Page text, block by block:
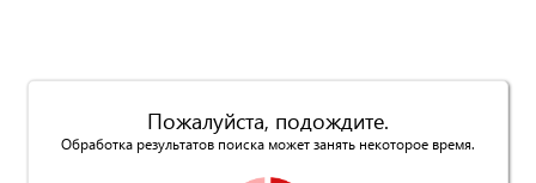
Пожалуйста, подождите.
Обработка результатов поиска может занять некоторое время.